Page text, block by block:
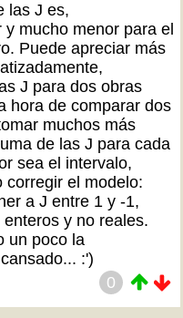
las J es,
mucho menor para el
Puede apreciar más
J para dos obras
hora de comparar dos
muchos más
de las J para cada
sea el intervalo,
corregir el modelo:
a J entre 1 y -1,
y no reales.
un poco la
:')
0